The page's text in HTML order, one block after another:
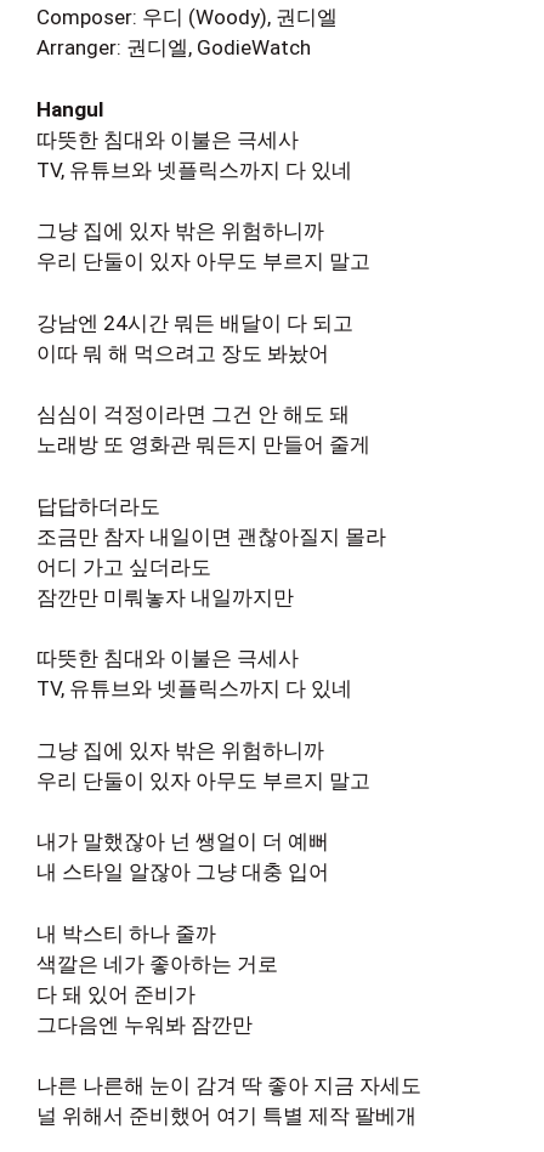
Composer: 우디 (Woody), 권디엘
Arranger: 권디엘, GodieWatch
Hangul
따뜻한 침대와 이불은 극세사
TV, 유튜브와 넷플릭스까지 다 있네
그냥 집에 있자 밖은 위험하니까
우리 단둘이 있자 아무도 부르지 말고
강남엔 24시간 뭐든 배달이 다 되고
이따 뭐 해 먹으려고 장도 봐놨어
심심이 걱정이라면 그건 안 해도 돼
노래방 또 영화관 뭐든지 만들어 줄게
답답하더라도
조금만 참자 내일이면 괜찮아질지 몰라
어디 가고 싶더라도
잠깐만 미뤄놓자 내일까지만
따뜻한 침대와 이불은 극세사
TV, 유튜브와 넷플릭스까지 다 있네
그냥 집에 있자 밖은 위험하니까
우리 단둘이 있자 아무도 부르지 말고
내가 말했잖아 넌 쌩얼이 더 예뻐
내 스타일 알잖아 그냥 대충 입어
내 박스티 하나 줄까
색깔은 네가 좋아하는 거로
다 돼 있어 준비가
그다음엔 누워봐 잠깐만
나른 나른해 눈이 감겨 딱 좋아 지금 자세도
널 위해서 준비했어 여기 특별 제작 팔베개